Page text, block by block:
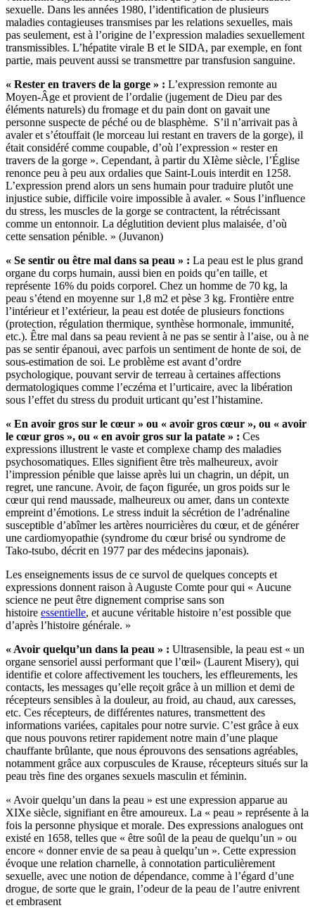
sexuelle. Dans les années 1980, l’identification de plusieurs
maladies contagieuses transmises par les relations sexuelles, mais
pas seulement, est à l’origine de l’expression maladies sexuellement
transmissibles. L’hépatite virale B et le SIDA, par exemple, en font
partie, mais peuvent aussi se transmettre par transfusion sanguine.
« Rester en travers de la gorge » : L’expression remonte au
Moyen-Âge et provient de l’ordalie (jugement de Dieu par des
éléments naturels) du fromage et du pain dont on gavait une
personne suspecte de péché ou de blasphème. S’il n’arrivait pas à
avaler et s’étouffait (le morceau lui restant en travers de la gorge), il
était considéré comme coupable, d’où l’expression « rester en
travers de la gorge ». Cependant, à partir du XIème siècle, l’Église
renonce peu à peu aux ordalies que Saint-Louis interdit en 1258.
L’expression prend alors un sens humain pour traduire plutôt une
injustice subie, difficile voire impossible à avaler. « Sous l’influence
du stress, les muscles de la gorge se contractent, la rétrécissant
comme un entonnoir. La déglutition devient plus malaisée, d’où
cette sensation pénible. » (Juvanon)
« Se sentir ou être mal dans sa peau » : La peau est le plus grand
organe du corps humain, aussi bien en poids qu’en taille, et
représente 16% du poids corporel. Chez un homme de 70 kg, la
peau s’étend en moyenne sur 1,8 m2 et pèse 3 kg. Frontière entre
l’intérieur et l’extérieur, la peau est dotée de plusieurs fonctions
(protection, régulation thermique, synthèse hormonale, immunité,
etc.). Être mal dans sa peau revient à ne pas se sentir à l’aise, ou à ne
pas se sentir épanoui, avec parfois un sentiment de honte de soi, de
sous-estimation de soi. Le problème est avant d’ordre
psychologique, pouvant servir de terreau à certaines affections
dermatologiques comme l’eczéma et l’urticaire, avec la libération
sous l’effet du stress du produit urticant qu’est l’histamine.
« En avoir gros sur le cœur » ou « avoir gros cœur », ou « avoir
le cœur gros », ou « en avoir gros sur la patate » : Ces
expressions illustrent le vaste et complexe champ des maladies
psychosomatiques. Elles signifient être très malheureux, avoir
l’impression pénible que laisse après lui un chagrin, un dépit, un
regret, une rancune. Avoir, de façon figurée, un gros poids sur le
cœur qui rend maussade, malheureux ou amer, dans un contexte
empreint d’émotions. Le stress induit la sécrétion de l’adrénaline
susceptible d’abîmer les artères nourricières du cœur, et de générer
une cardiomyopathie (syndrome du cœur brisé ou syndrome de
Tako-tsubo, décrit en 1977 par des médecins japonais).
Les enseignements issus de ce survol de quelques concepts et
expressions donnent raison à Auguste Comte pour qui « Aucune
science ne peut être dignement comprise sans son
histoire essentielle, et aucune véritable histoire n’est possible que
d’après l’histoire générale. »
« Avoir quelqu’un dans la peau » : Ultrasensible, la peau est « un
organe sensoriel aussi performant que l’œil» (Laurent Misery), qui
identifie et colore affectivement les touchers, les effleurements, les
contacts, les messages qu’elle reçoit grâce à un million et demi de
récepteurs sensibles à la douleur, au froid, au chaud, aux caresses,
etc. Ces récepteurs, de différentes natures, transmettent des
informations variées, capitales pour notre survie. C’est grâce à eux
que nous pouvons retirer rapidement notre main d’une plaque
chauffante brûlante, que nous éprouvons des sensations agréables,
notamment grâce aux corpuscules de Krause, récepteurs situés sur la
peau très fine des organes sexuels masculin et féminin.
« Avoir quelqu’un dans la peau » est une expression apparue au
XIXe siècle, signifiant en être amoureux. La « peau » représente à la
fois la personne physique et morale. Des expressions analogues ont
existé en 1658, telles que « être soûl de la peau de quelqu’un » ou
encore « donner envie de sa peau à quelqu’un ». Cette expression
évoque une relation charnelle, à connotation particulièrement
sexuelle, avec une notion de dépendance, comme à l’égard d’une
drogue, de sorte que le grain, l’odeur de la peau de l’autre enivrent
et embrasent